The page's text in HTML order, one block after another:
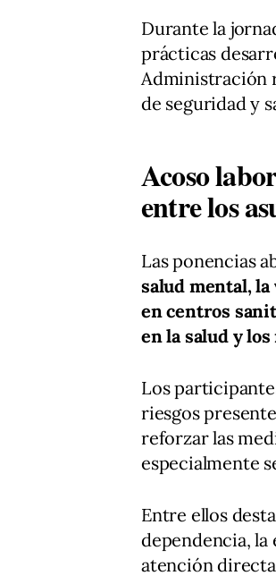
Durante la
prácticas
Administración
de seguridad y
Acoso
entre los
Las ponencias
salud mental,
en centros
en la salud y
Los
riesgos
reforzar las
especialmente
Entre ellos
dependencia,
atención